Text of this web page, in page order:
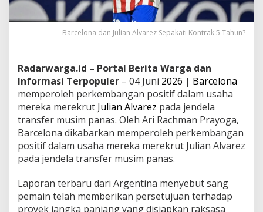
Barcelona dan Julian Alvarez Sepakati Kontrak 5 Tahun?
Radarwarga.id – Portal Berita Warga dan
Informasi Terpopuler – 04 Juni 2026 | Barcelona
memperoleh perkembangan positif dalam usaha
mereka merekrut Julian Alvarez pada jendela
transfer musim panas. Oleh Ari Rachman Prayoga,
Barcelona dikabarkan memperoleh perkembangan
positif dalam usaha mereka merekrut Julian Alvarez
pada jendela transfer musim panas.
Laporan terbaru dari Argentina menyebut sang
pemain telah memberikan persetujuan terhadap
proyek jangka panjang yang disiapkan raksasa